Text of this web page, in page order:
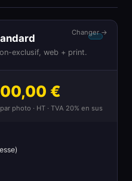
exclusif, web + print.
Changer →
€
par photo · HT · TVA 20% en sus